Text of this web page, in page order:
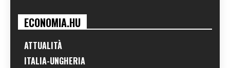
ECONOMIA.HU
ATTUALITÀ
ITALIA-UNGHERIA